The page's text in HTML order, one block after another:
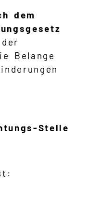
dem
Belange
Stelle